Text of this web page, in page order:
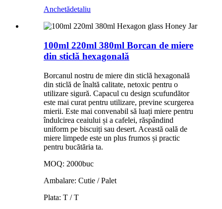
Anchetădetaliu
100ml 220ml 380ml Borcan de miere
din sticlă hexagonală
Borcanul nostru de miere din sticlă hexagonală
din sticlă de înaltă calitate, netoxic pentru o
utilizare sigură. Capacul cu design scufundător
este mai curat pentru utilizare, previne scurgerea
mierii. Este mai convenabil să luați miere pentru
îndulcirea ceaiului și a cafelei, răspândind
uniform pe biscuiți sau desert. Această oală de
miere limpede este un plus frumos și practic
pentru bucătăria ta.
MOQ: 2000buc
Ambalare: Cutie / Palet
Plata: T / T